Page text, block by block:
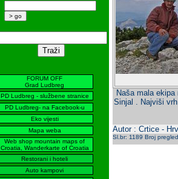
FORUM OFF
Grad Ludbreg
PD Ludbreg - službene stranice
PD Ludbreg- na Facebook-u
Eko vijesti
Mapa weba
Web shop mountain maps of
Croatia, Wanderkarte of Croatia
Restorani i hoteli
Auto kampovi
Naša mala
Sinjal . Najviši
Autor : Crtice -
Sl.br: 1189 Broj